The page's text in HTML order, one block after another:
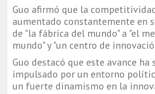
Guo afirmó que la
aumentado constantemente en
de "la fábrica del mundo" a "el
mundo" y "un centro de
Guo destacó que este avance ha
impulsado por un entorno
un fuerte dinamismo en la